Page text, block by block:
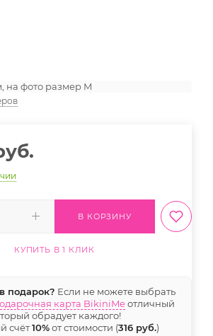
на фото размер M
В КОРЗИНУ
КУПИТЬ В 1 КЛИК
подарок? Если не можете выбрать
карта BikiniMeотличный
обрадует каждого!
счёт10%от стоимости (316 руб.)